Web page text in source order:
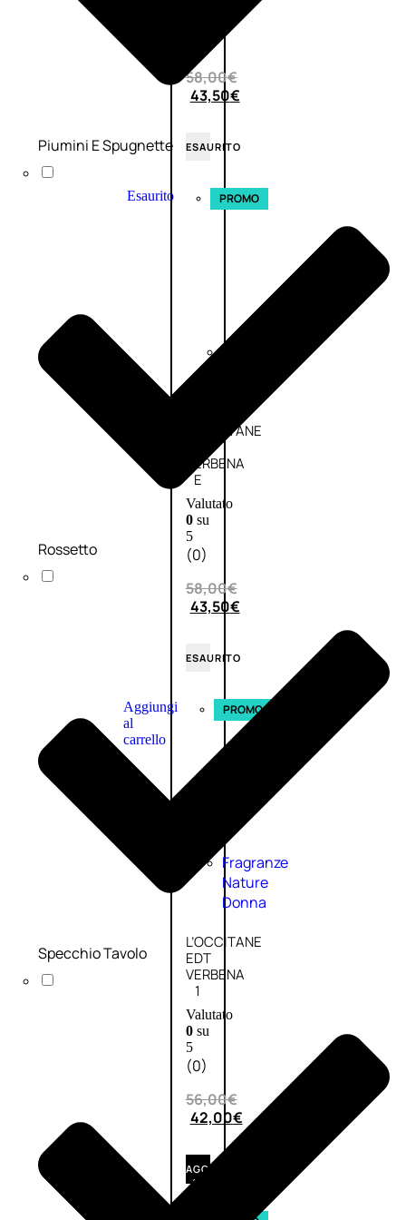
58,00€
43,50€
ESAURITO
Esaurito PROMO
Fragranze
L’OCCITANE
VERBENA
E
Valutato
0su
5
(0)
58,00€
43,50€
ESAURITO
Aggiungi
al
carrello
PROMO
Fragranze
Nature
Donna
L’OCCITANE
EDT
VERBENA
1
Valutato
0su
5
(0)
56,00€
42,00€
AGGIUNGI
AL
Piumini E Spugnette
Rossetto
Specchio Tavolo